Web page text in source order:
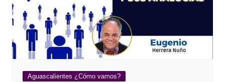
Aguascalientes ¿Cómo vamos?